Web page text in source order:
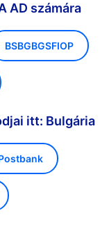
AD számára
BSBGBGSFIOP
itt: Bulgária